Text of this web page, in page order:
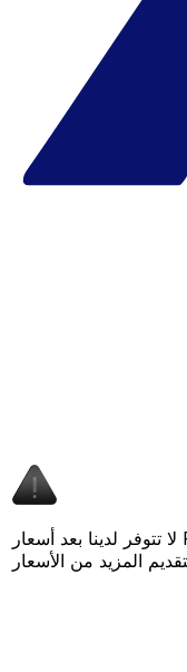
لا تتوفر لدينا بعد أسعار Republic Bank EC لهذا الزوج من العملات، لكن لا يزال بإمكانك مقارنة عرض سعر من Republic Bank EC بسعر Xe المباشر لمعرفة التوفير المحتمل. عد لاحقًا، فنحن نعمل باستمرار على